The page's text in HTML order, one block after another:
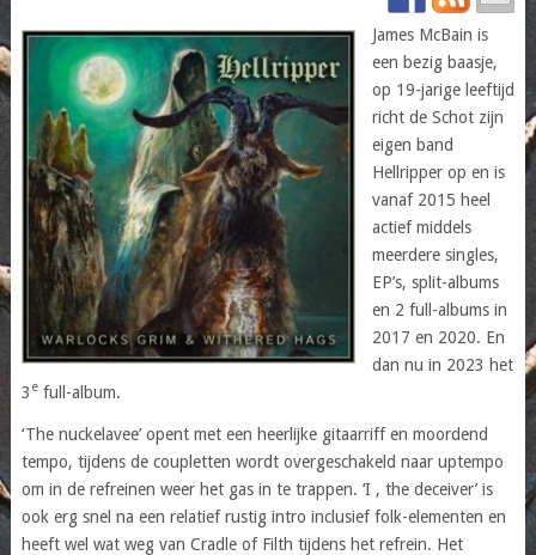
James McBain is
een bezig baasje,
op 19-jarige leeftijd
richt de Schot zijn
eigen band
Hellripper op en is
vanaf 2015 heel
actief middels
meerdere singles,
EP’s, split-albums
en 2 full-albums in
2017 en 2020. En
dan nu in 2023 het
3 efull-album.
‘The nuckelavee’ opent met een heerlijke gitaarriff en moordend
tempo, tijdens de coupletten wordt overgeschakeld naar uptempo
om in de refreinen weer het gas in te trappen. ‘I , the deceiver’ is
ook erg snel na een relatief rustig intro inclusief folk-elementen en
heeft wel wat weg van Cradle of Filth tijdens het refrein. Het